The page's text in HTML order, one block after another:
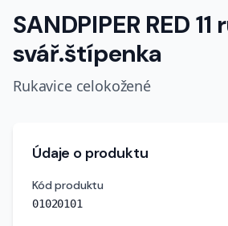
SANDPIPER RED
svář.štípenka
Rukavice celokožené
Údaje o produktu
Kód produktu
01020101